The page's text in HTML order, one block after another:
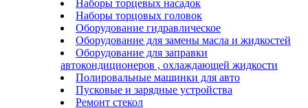
Наборы торцевых насадок
Наборы торцовых головок
Оборудование гидравлическое
Оборудование для замены масла и жидкостей
Оборудование для заправки
автокондиционеров , охлаждающей жидкости
Полировальные машинки для авто
Пусковые и зарядные устройства
Ремонт стекол